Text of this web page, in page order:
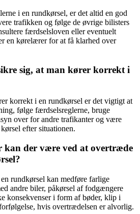
i en rundkørsel, er det altid en god
trafikken og følge de øvrige bilisters
færdselsloven eller eventuelt
en kørelærer for at få klarhed over
sig, at man kører korrekt i
korrekt i en rundkørsel er det vigtigt at
følge færdselsreglerne, bruge
over for andre trafikanter og være
efter situationen.
kan der være ved at overtræde
rundkørsel kan medføre farlige
andre biler, påkørsel af fodgængere
konsekvenser i form af bøder, klip i
hvis overtrædelsen er alvorlig.